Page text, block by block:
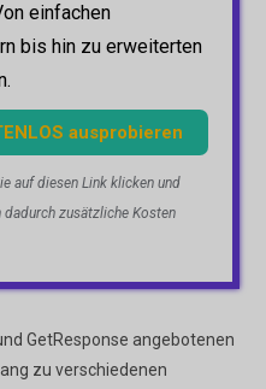
einfachen
bis hin zu erweiterten
ausprobieren
auf diesen Link klicken und
dadurch zusätzliche Kosten
GetResponse angebotenen
zu verschiedenen